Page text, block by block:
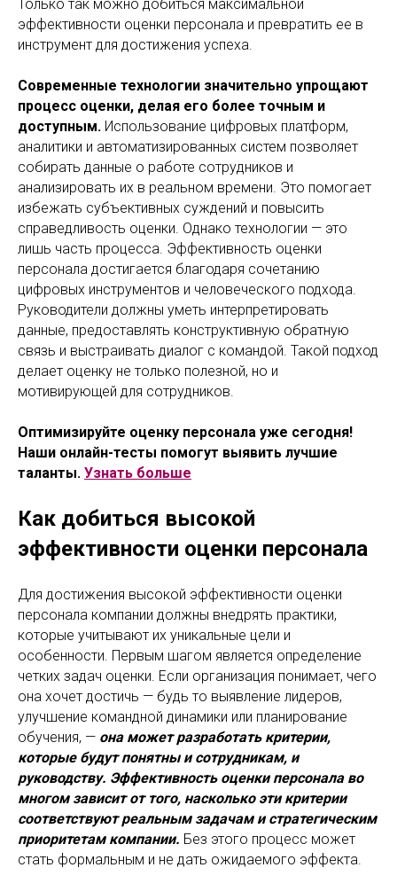
Только так можно добиться максимальной
эффективности оценки персонала и превратить ее в
инструмент для достижения успеха.
Современные технологии значительно упрощают
процесс оценки, делая его более точным и
доступным. Использование цифровых платформ,
аналитики и автоматизированных систем позволяет
собирать данные о работе сотрудников и
анализировать их в реальном времени. Это помогает
избежать субъективных суждений и повысить
справедливость оценки. Однако технологии — это
лишь часть процесса. Эффективность оценки
персонала достигается благодаря сочетанию
цифровых инструментов и человеческого подхода.
Руководители должны уметь интерпретировать
данные, предоставлять конструктивную обратную
связь и выстраивать диалог с командой. Такой подход
делает оценку не только полезной, но и
мотивирующей для сотрудников.
Оптимизируйте оценку персонала уже сегодня!
Наши онлайн-тесты помогут выявить лучшие
таланты. Узнать больше
Как добиться высокой
эффективности оценки персонала
Для достижения высокой эффективности оценки
персонала компании должны внедрять практики,
которые учитывают их уникальные цели и
особенности. Первым шагом является определение
четких задач оценки. Если организация понимает, чего
она хочет достичь — будь то выявление лидеров,
улучшение командной динамики или планирование
обучения, — она может разработать критерии,
которые будут понятны и сотрудникам, и
руководству. Эффективность оценки персонала во
многом зависит от того, насколько эти критерии
соответствуют реальным задачам и стратегическим
приоритетам компании. Без этого процесс может
стать формальным и не дать ожидаемого эффекта.